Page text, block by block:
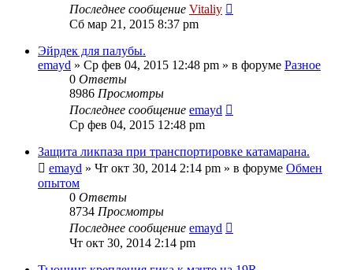
Последнее сообщение Vitaliy
Сб мар 21, 2015 8:37 pm
Эйрдек для палубы.
emayd » Ср фев 04, 2015 12:48 pm » в форуме Разное
0 Ответы
8986 Просмотры
Последнее сообщение emayd
Ср фев 04, 2015 12:48 pm
Защита ликпаза при транспортировке катамарана.
emayd » Чт окт 30, 2014 2:14 pm » в форуме Обмен
опытом
0 Ответы
8734 Просмотры
Последнее сообщение emayd
Чт окт 30, 2014 2:14 pm